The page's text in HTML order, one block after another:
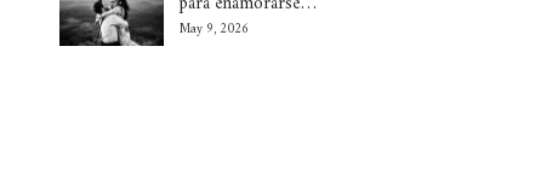
May 9, 2026